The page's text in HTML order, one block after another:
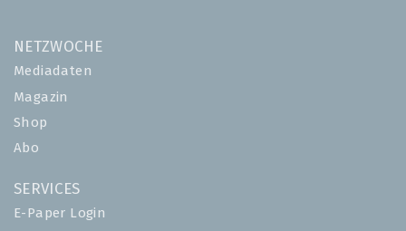
NETZWOCHE
Mediadaten
Magazin
Shop
Abo
SERVICES
E-Paper Login